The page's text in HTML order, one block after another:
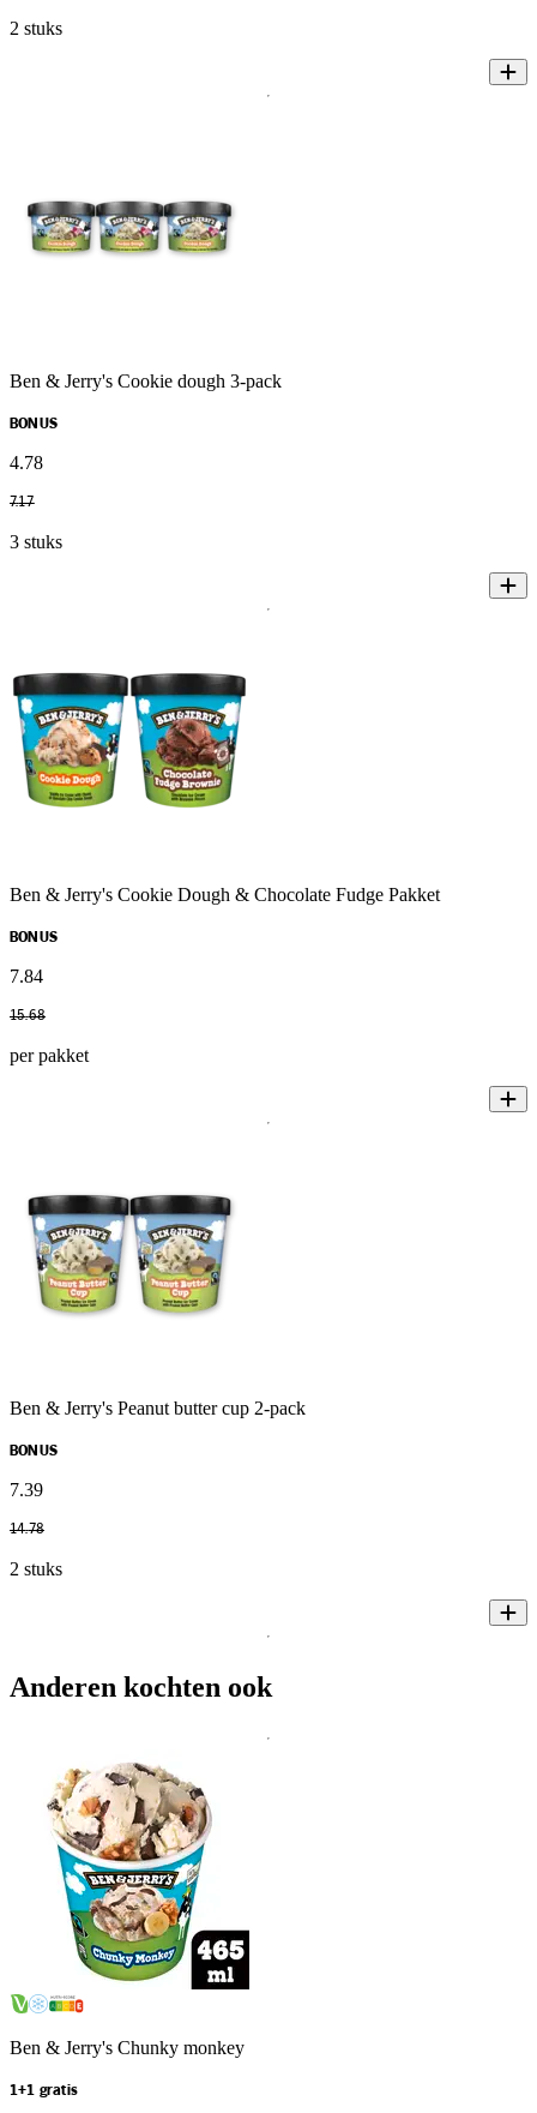
2 stuks
Ben & Jerry's Cookie dough 3-pack
BONUS
4.78
7.17
3 stuks
Ben & Jerry's Cookie Dough & Chocolate Fudge Pakket
BONUS
7.84
15.68
per pakket
Ben & Jerry's Peanut butter cup 2-pack
BONUS
7.39
14.78
2 stuks
Anderen kochten ook
Ben & Jerry's Chunky monkey
1+1 gratis